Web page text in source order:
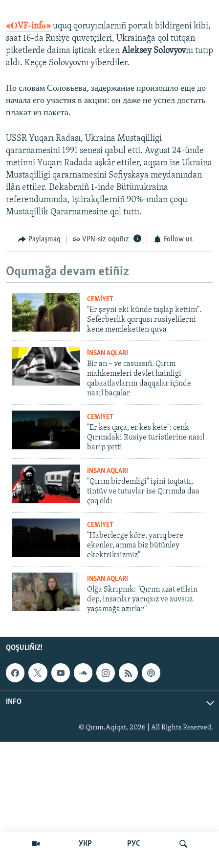
УКР РУС
«ОVF-infо» uquq qoruyıcılarnıñ portalı bildirgeni kibi,
saat 16-da Rusiye quvetçileri, Ukrainağa qol tutqan
piketlerde daima iştirak etken Aleksey Solovyovnı tutıp
aldı. Keççe Solovyovnı yiberdiler.
По словам Соловьева, задержание произошло еще до
начала его участия в акции: он даже не успел достать
плакат из пакета.
USSR Yuqarı Radası, Ukraina Mustaqilligi
qararnamesini 1991 senesi qabul etti. Avgust 24-ünde
metinni Yuqarı Radada aşkâr ettiler, aqşam ise Ukraina
Mustaqilligi qararnamesini Sofiyskaya meydanından
ilân ettiler. Dekabrniñ 1-inde Bütünukraina
referendumında, iştirakçilerniñ 90%-ından çoqu
Mustaqillik Qararnamesine qol tuttı.
Paylaşmaq VPN-siz oquñız Follow us
Oqumağa devam etiñiz
CEMİYET
"Er şeyni eki künde taşlap kettim".
Seferberlik qorqusı rusiyelilerni
kene memleketten quva
İNSAN AQLARI
Bir an – ve casussıñ. Qırım
mahkemeleri devlet hainligi
qabaatlavlarını daqqalar içinde
nasıl baqalar
CEMİYET
"Er kes qaça, er kes kete": cenk
Qırımdaki Rusiye turistlerine nasıl
barıp yetti
İNSAN AQLARI
"Qırım birdemligi" işini toqtattı,
tintüv ve tutuvlar ise Qırımda daa
çoq oldı
CEMİYET
"Haberlerge köre, yarıq bere
ekenler, amma biz bütünley
ekektriksizmiz"
İNSAN AQLARI
Olğa Skrıpnık: "Qırım azat etilsin
dep, insanlar yarıqsız ve suvsuz
yaşamağa azırlar"
QOŞULIÑIZ!
INFO
© Qırım.Aqiqat, 2026 | All Rights Reserved.